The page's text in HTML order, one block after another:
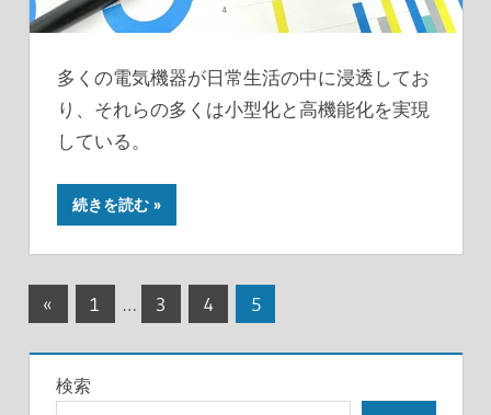
多くの電気機器が日常生活の中に浸透してお
り、それらの多くは小型化と高機能化を実現
している。
続きを読む
投
稿
の
«
事
1 … 3 4 5
検索